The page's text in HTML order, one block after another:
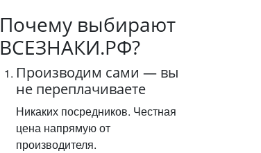
Почему выбирают
ВСЕЗНАКИ.РФ?
Производим сами — вы
не переплачиваете
Никаких посредников. Честная
цена напрямую от
производителя.